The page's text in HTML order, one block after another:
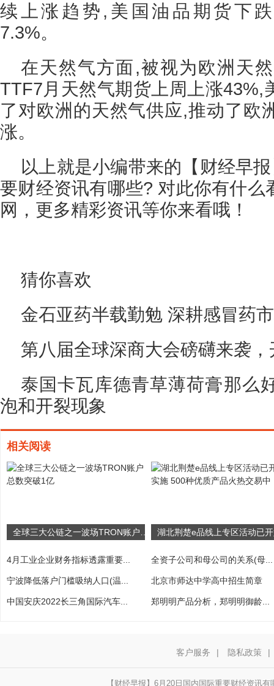
续上涨趋势,美国油品期货下
7.3%。
在天然气方面,被视为欧洲天
TTF7月天然气期货上周上涨43%,
了对欧洲的天然气供应,推动了欧
涨。
以上就是小编带来的【财经早
要财经资讯有哪些? 对此你有什么
网，更多精彩资讯等你来看哦！
猜你喜欢
金石亚药半载勤勉 深耕感冒药
第八届全球深商大会磅礴来袭
泰国卡瓦库德青草薄荷膏那么
泡和开裂现象
相关阅读
4月工业企业财务指标透露重要... 全资子公司和母公司的关系(母...
宁波降低落户门槛吸纳人口(温... 北京市师达中学高中招生简章
中国安庆2022长三角国际汽车... 郑明明产品分析，郑明明御龄...
客户服务 | 隐私政策 |
【财经早报】6月20日国内国际重要财经资讯